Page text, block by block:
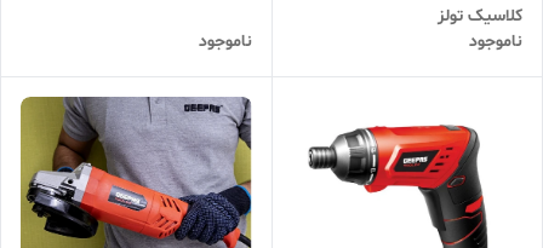
کلاسیک تولز
ناموجود
ناموجود